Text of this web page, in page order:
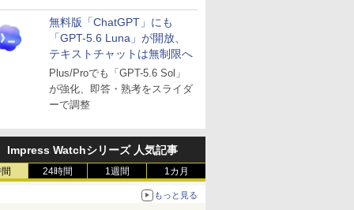
無料版「ChatGPT」にも
「GPT-5.6 Luna」が開放、
テキストチャットは無制限へ
Plus/Proでも「GPT-5.6 Sol」
が強化、即答・熟考をスライダ
ーで調整
Impress Watchシリーズ 人気記事
24時間 1週間 1カ月
もっと見る